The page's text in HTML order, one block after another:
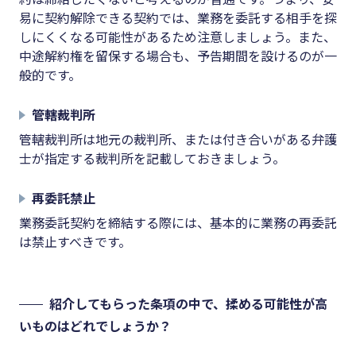
易に契約解除できる契約では、業務を委託する相手を探
しにくくなる可能性があるため注意しましょう。また、
中途解約権を留保する場合も、予告期間を設けるのが一
般的です。
管轄裁判所
管轄裁判所は地元の裁判所、または付き合いがある弁護
士が指定する裁判所を記載しておきましょう。
再委託禁止
業務委託契約を締結する際には、基本的に業務の再委託
は禁止すべきです。
紹介してもらった条項の中で、揉める可能性が高
いものはどれでしょうか？